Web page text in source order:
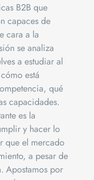
B2B que
capaces de
cara a la
se analiza
a estudiar al
está
qué
capacidades.
es la
y hacer lo
que el mercado
a pesar de
Apostamos por